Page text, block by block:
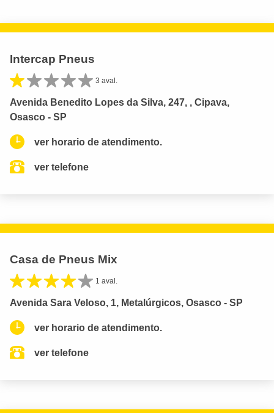
Intercap Pneus
3 aval.
Avenida Benedito Lopes da Silva, 247, , Cipava,
Osasco - SP
ver horario de atendimento.
ver telefone
Casa de Pneus Mix
1 aval.
Avenida Sara Veloso, 1, Metalúrgicos, Osasco - SP
ver horario de atendimento.
ver telefone